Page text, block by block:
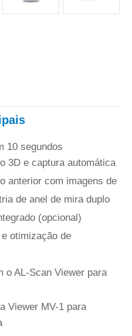
10 segundos
3D e captura automática
anterior com imagens de
de anel de mira duplo
(opcional)
otimização de
o AL-Scan Viewer para
Viewer MV-1 para